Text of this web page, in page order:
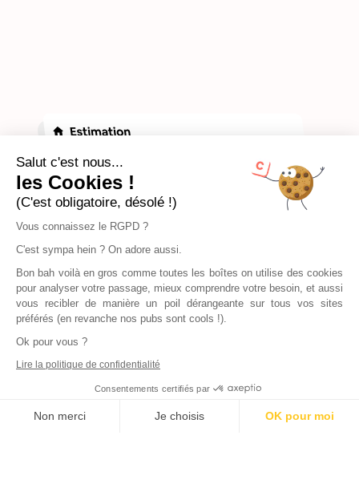
Salut c'est nous...
les Cookies !
(C'est obligatoire, désolé !)
Vous connaissez le RGPD ?
C'est sympa hein ? On adore aussi.
Bon bah voilà en gros comme toutes les boîtes on utilise des cookies
pour analyser votre passage, mieux comprendre votre besoin, et aussi
vous recibler de manière un poil dérangeante sur tous vos sites
préférés (en revanche nos pubs sont cools !).
Ok pour vous ?
Lire la politique de confidentialité
Consentements certifiés par
Non merci Je choisis
OK pour moi